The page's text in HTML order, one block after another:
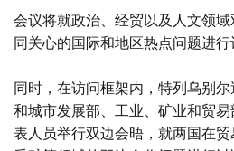
会议将就政治、经贸以及人文领
同关心的国际和地区热点问题进行
同时，在访问框架内，特列乌别
和城市发展部、工业、矿业和贸
表人员举行双边会晤，就两国在贸